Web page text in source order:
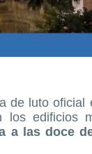
de luto
edificios
a las doce